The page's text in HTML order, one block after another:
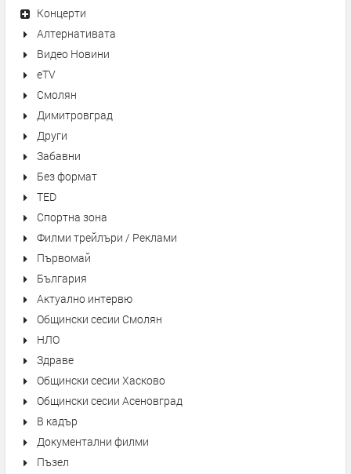
Концерти
Алтернативата
Видео Новини
eTV
Смолян
Димитровград
Други
Забавни
Без формат
TED
Спортна зона
Филми трейлъри / Реклами
Първомай
България
Актуално интервю
Общински сесии Смолян
НЛО
Здраве
Общински сесии Хасково
Общински сесии Асеновград
В кадър
Документални филми
Пъзел